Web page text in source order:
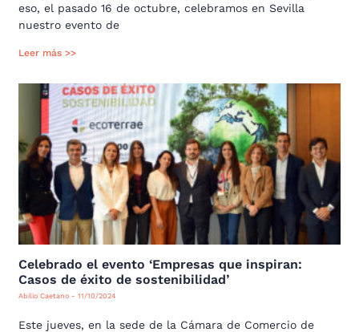
eso, el pasado 16 de octubre, celebramos en Sevilla
nuestro evento de
Leer más >>
Celebrado el evento ‘Empresas que inspiran:
Casos de éxito de sostenibilidad’
Abilio Caetano 11/10/2024
Este jueves, en la sede de la Cámara de Comercio de